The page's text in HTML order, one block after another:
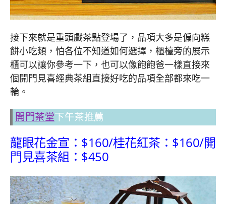
接下來就是重頭戲茶點登場了，品項大多是偏向糕
餅小吃類，怕各位不知道如何選擇，櫃檯旁的展示
櫃可以讓你參考一下，也可以像飽飽爸一樣直接來
個開門見喜經典茶組直接好吃的品項全部都來吃一
輪。
開門茶堂下午茶推薦
龍眼花金宣：$160/桂花紅茶：$160/開
門見喜茶組：$450